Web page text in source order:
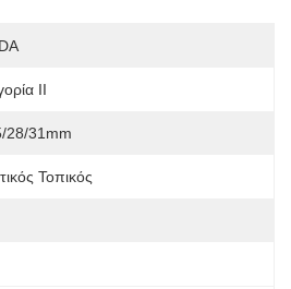
ΙΙ
28/31mm
Τοπικός